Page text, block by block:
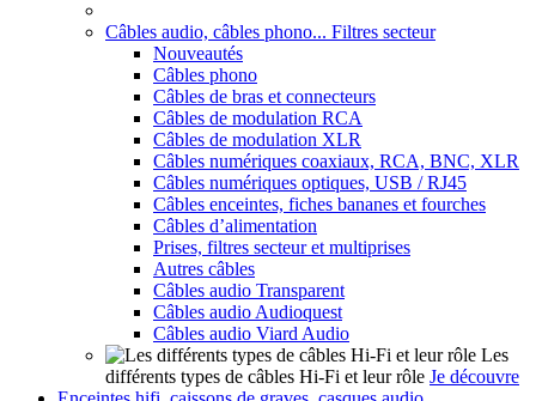
Câbles audio, câbles phono... Filtres secteur
Nouveautés
Câbles phono
Câbles de bras et connecteurs
Câbles de modulation RCA
Câbles de modulation XLR
Câbles numériques coaxiaux, RCA, BNC, XLR
Câbles numériques optiques, USB / RJ45
Câbles enceintes, fiches bananes et fourches
Câbles d’alimentation
Prises, filtres secteur et multiprises
Autres câbles
Câbles audio Transparent
Câbles audio Audioquest
Câbles audio Viard Audio
Les
différents types de câbles Hi-Fi et leur rôle Je découvre